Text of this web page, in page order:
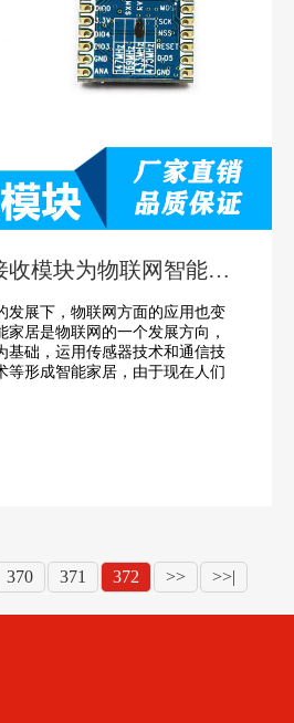
收模块为物联网智能家
展下，物联网方面的应用也变
家居是物联网的一个发展方向，
基础，运用传感器技术和通信技
等形成智能家居，由于现在人们
370 371 372 >> >>|